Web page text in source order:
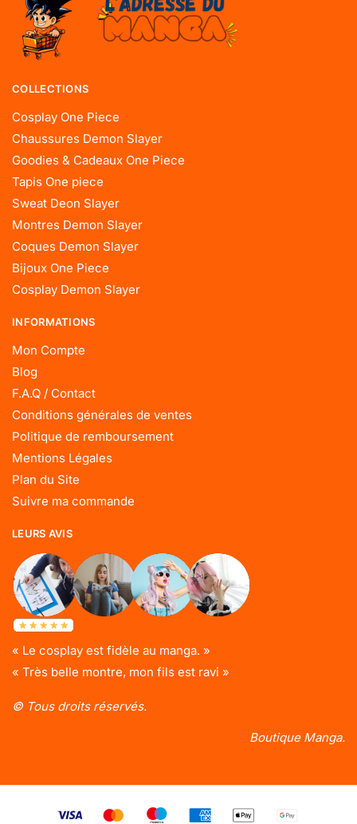
COLLECTIONS
Cosplay One Piece
Chaussures Demon Slayer
Goodies & Cadeaux One Piece
Tapis One piece
Sweat Deon Slayer
Montres Demon Slayer
Coques Demon Slayer
Bijoux One Piece
Cosplay Demon Slayer
INFORMATIONS
Mon Compte
Blog
F.A.Q / Contact
Conditions générales de ventes
Politique de remboursement
Mentions Légales
Plan du Site
Suivre ma commande
LEURS AVIS
« Le cosplay est fidèle au manga. »
« Très belle montre, mon fils est ravi »
© Tous droits réservés.
Boutique Manga.